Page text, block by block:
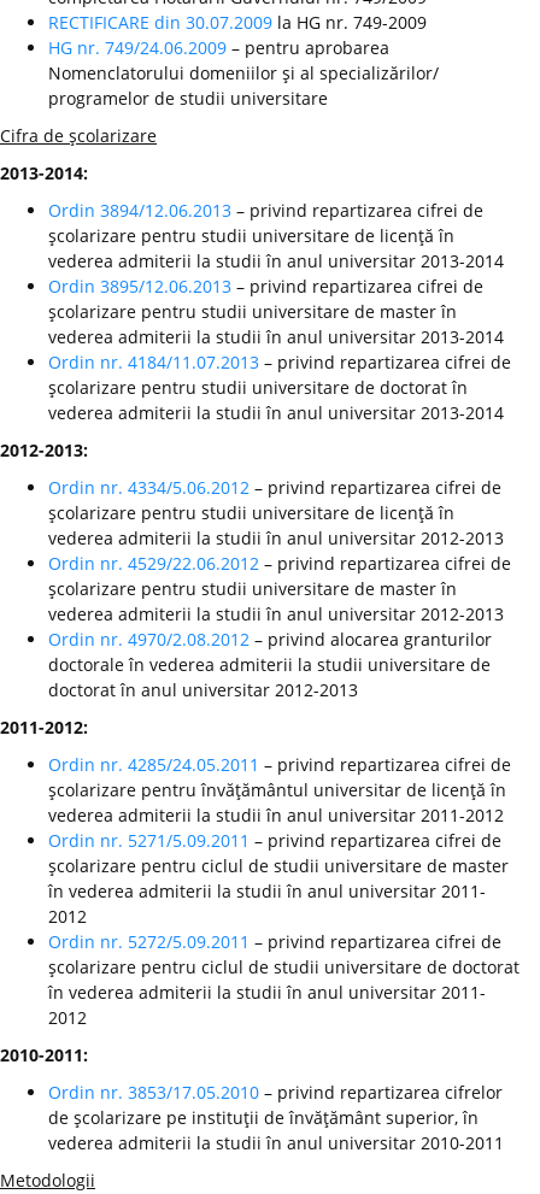
RECTIFICARE din 30.07.2009 la HG nr. 749-2009
HG nr. 749/24.06.2009 – pentru aprobarea
Nomenclatorului domeniilor şi al specializărilor/
programelor de studii universitare
Cifra de şcolarizare
2013-2014:
Ordin 3894/12.06.2013 – privind repartizarea cifrei de
şcolarizare pentru studii universitare de licenţă în
vederea admiterii la studii în anul universitar 2013-2014
Ordin 3895/12.06.2013 – privind repartizarea cifrei de
şcolarizare pentru studii universitare de master în
vederea admiterii la studii în anul universitar 2013-2014
Ordin nr. 4184/11.07.2013 – privind repartizarea cifrei de
şcolarizare pentru studii universitare de doctorat în
vederea admiterii la studii în anul universitar 2013-2014
2012-2013:
Ordin nr. 4334/5.06.2012 – privind repartizarea cifrei de
şcolarizare pentru studii universitare de licenţă în
vederea admiterii la studii în anul universitar 2012-2013
Ordin nr. 4529/22.06.2012 – privind repartizarea cifrei de
şcolarizare pentru studii universitare de master în
vederea admiterii la studii în anul universitar 2012-2013
Ordin nr. 4970/2.08.2012 – privind alocarea granturilor
doctorale în vederea admiterii la studii universitare de
doctorat în anul universitar 2012-2013
2011-2012:
Ordin nr. 4285/24.05.2011 – privind repartizarea cifrei de
şcolarizare pentru învăţământul universitar de licenţă în
vederea admiterii la studii în anul universitar 2011-2012
Ordin nr. 5271/5.09.2011 – privind repartizarea cifrei de
şcolarizare pentru ciclul de studii universitare de master
în vederea admiterii la studii în anul universitar 2011-
2012
Ordin nr. 5272/5.09.2011 – privind repartizarea cifrei de
şcolarizare pentru ciclul de studii universitare de doctorat
în vederea admiterii la studii în anul universitar 2011-
2012
2010-2011:
Ordin nr. 3853/17.05.2010 – privind repartizarea cifrelor
de şcolarizare pe instituţii de învăţământ superior, în
vederea admiterii la studii în anul universitar 2010-2011
Metodologii